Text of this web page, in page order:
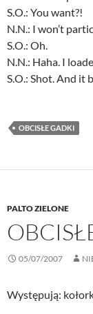
S.O.: You want?!
N.N.: I won’t
S.O.: Oh.
N.N.: Haha. I
S.O.: Shot. And it
OBCISŁE GADKI
PALTO ZIELONE
05/07/2007
Występują: